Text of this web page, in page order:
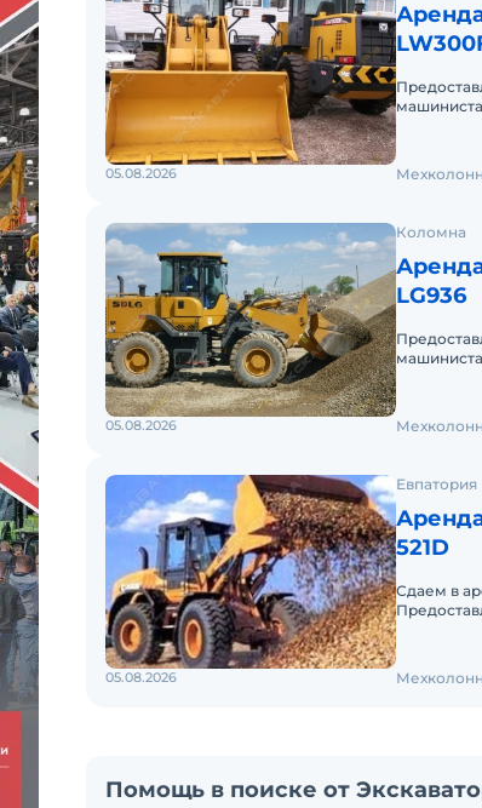
05.08.2026
Коломна
LG936
05.08.2026
Евпатория
521D
Сдаем в
05.08.2026
Помощь в поиске от